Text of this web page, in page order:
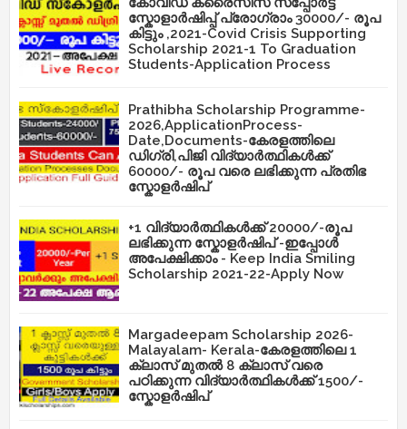
സ്കോളാർഷിപ്പ് പ്രോഗ്രാം 30000/- രൂപ
കിട്ടും ,2021-Covid Crisis Supporting
Scholarship 2021-1 To Graduation
Students-Application Process
Prathibha Scholarship Programme-
2026,ApplicationProcess-
Date,Documents-കേരളത്തിലെ
ഡിഗ്രി,പിജി വിദ്യാർത്ഥികൾക്ക്
60000/- രൂപ വരെ ലഭിക്കുന്ന പ്രതിഭ
സ്കോളർഷിപ്
+1 വിദ്യാർത്ഥികൾക്ക് 20000/-രൂപ
ലഭിക്കുന്ന സ്കോളർഷിപ് -ഇപ്പോൾ
അപേക്ഷിക്കാം - Keep India Smiling
Scholarship 2021-22-Apply Now
Margadeepam Scholarship 2026-
Malayalam- Kerala-കേരളത്തിലെ 1
ക്ലാസ് മുതൽ 8 ക്ലാസ് വരെ
പഠിക്കുന്ന വിദ്യാർത്ഥികൾക്ക് 1500/-
സ്കോളർഷിപ്